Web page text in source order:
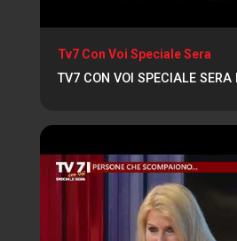
Tv7 Con Voi Speciale Sera
TV7 CON VOI SPECIALE